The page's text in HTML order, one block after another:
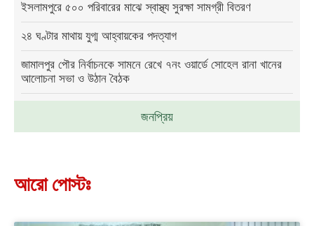
জনপ্রিয়
ইসলামপুরে ৫০০ পরিবারের মাঝে স্বাস্থ্য সুরক্ষা সামগ্রী বিতরণ
২৪ ঘণ্টার মাথায় যুগ্ম আহ্বায়কের পদত্যাগ
জামালপুর পৌর নির্বাচনকে সামনে রেখে ৭নং ওয়ার্ডে সোহেল রানা খানের
আলোচনা সভা ও উঠান বৈঠক
আরো পোস্টঃ